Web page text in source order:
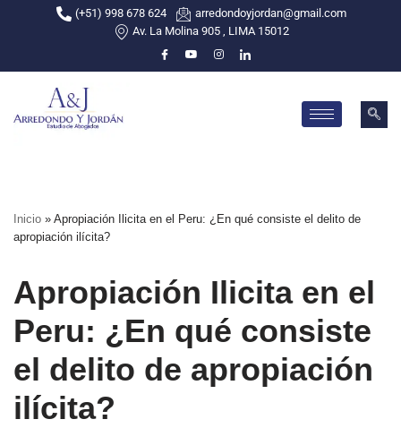
to
content
(+51) 998 678 624
arredondoyjordan@gmail.com
Av. La Molina 905 , LIMA 15012
Inicio » Apropiación Ilicita en el Peru: ¿En qué consiste el delito de
apropiación ilícita?
Apropiación Ilicita en el
Peru: ¿En qué consiste
el delito de apropiación
ilícita?